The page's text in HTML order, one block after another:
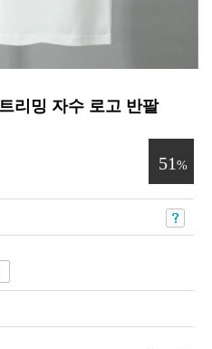
리밍 자수 로고 반팔
51 %